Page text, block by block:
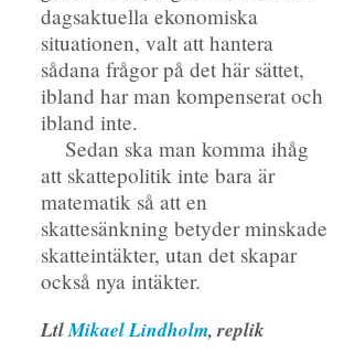
dagsaktuella ekonomiska
situationen, valt att hantera
sådana frågor på det här sättet,
ibland har man kompenserat och
ibland inte.
Sedan ska man komma ihåg
att skattepolitik inte bara är
matematik så att en
skattesänkning betyder minskade
skatteintäkter, utan det skapar
också nya intäkter.
LtlMikael Lindholm, replik